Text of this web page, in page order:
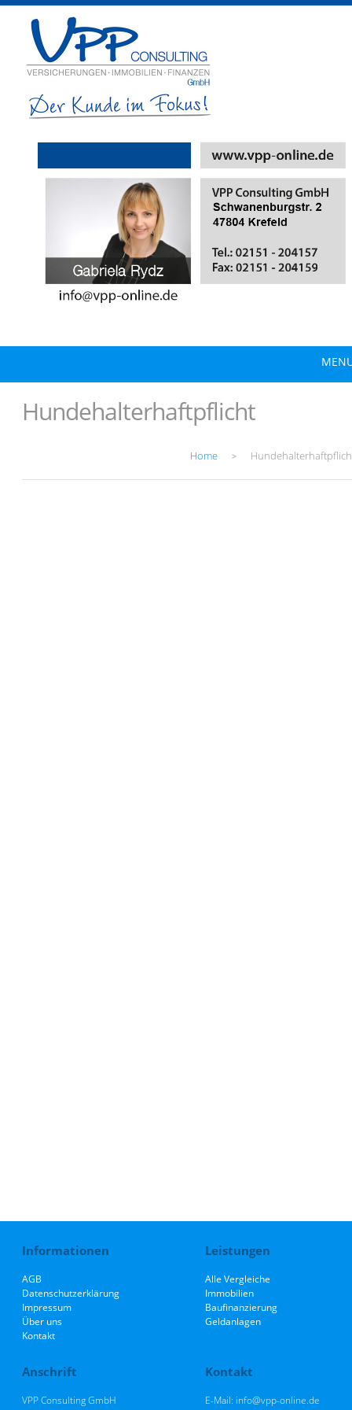
Hundehalterhaftpflicht
Home >
Informationen
AGB
Datenschutzerklärung
Impressum
Über uns
Kontakt
Leistungen
Alle Vergleiche
Immobilien
Baufinanzierung
Geldanlagen
Anschrift
VPP Consulting GmbH
Kontakt
E-Mail: info@vpp-online.de